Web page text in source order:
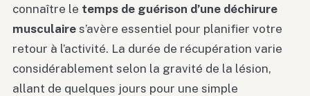
connaître le temps de guérison d’une déchirure
musculaire s’avère essentiel pour planifier votre
retour à l’activité. La durée de récupération varie
considérablement selon la gravité de la lésion,
allant de quelques jours pour une simple